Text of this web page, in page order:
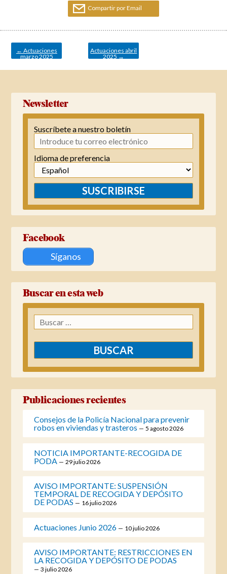
Compartir por Email
Navegación
entradas
← Actuaciones
marzo 2025
Actuaciones abril
2025 →
Newsletter
Suscríbete a nuestro boletín
Idioma de preferencia
SUSCRIBIRSE
Facebook
Síganos
Buscar en esta web
Buscar:
Publicaciones recientes
Consejos de la Policía Nacional para prevenir
robos en viviendas y trasteros
5 agosto 2026
NOTICIA IMPORTANTE-RECOGIDA DE
PODA
29 julio 2026
AVISO IMPORTANTE: SUSPENSIÓN
TEMPORAL DE RECOGIDA Y DEPÓSITO
DE PODAS
16 julio 2026
Actuaciones Junio 2026 10 julio 2026
AVISO IMPORTANTE: RESTRICCIONES EN
LA RECOGIDA Y DEPÓSITO DE PODAS
3 julio 2026